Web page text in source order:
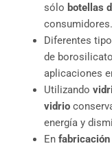
sólo botellas
consumidores.
Diferentes
de
aplicaciones
Utilizando
vidrio
energía y
En